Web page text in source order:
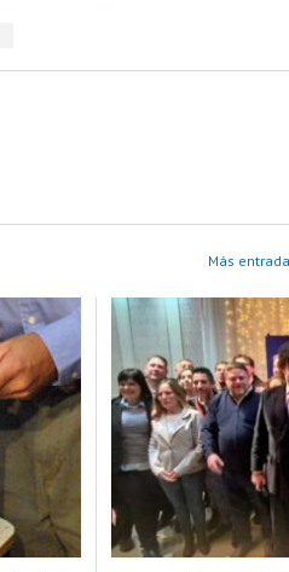
Más